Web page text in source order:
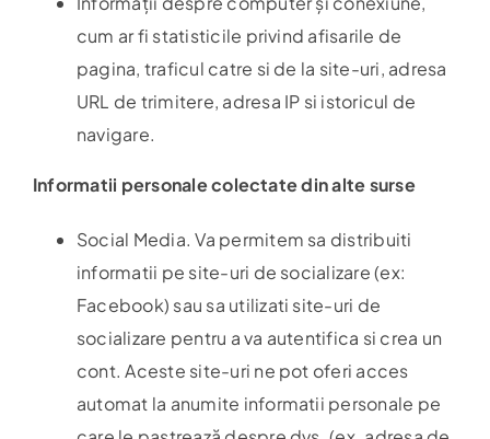
cum ar fi statisticile privind afisarile de
pagina, traficul catre si de la site-uri, adresa
URL de trimitere, adresa IP si istoricul de
navigare.
Informatii personale colectate din alte surse
Social Media. Va permitem sa distribuiti
informatii pe site-uri de socializare (ex:
Facebook) sau sa utilizati site-uri de
socializare pentru a va autentifica si crea un
cont. Aceste site-uri ne pot oferi acces
automat la anumite informatii personale pe